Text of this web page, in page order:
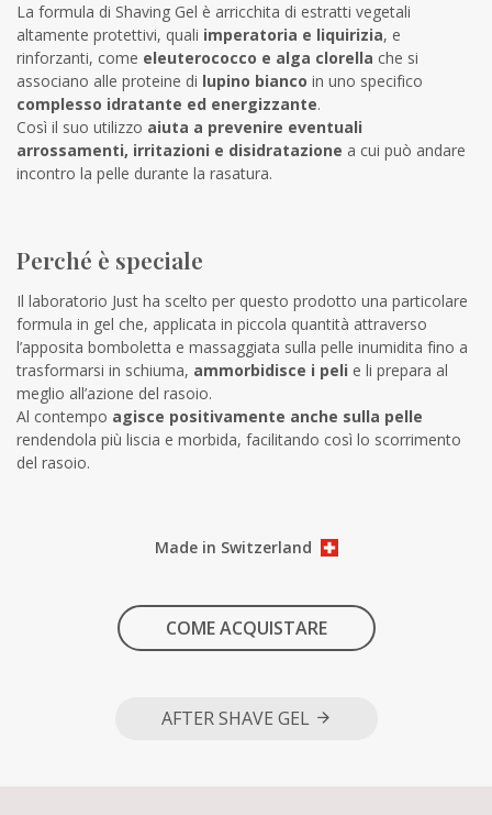
La formula di Shaving Gel è arricchita di estratti vegetali
altamente protettivi, quali imperatoria e liquirizia, e
rinforzanti, come eleuterococco e alga clorella che si
associano alle proteine di lupino bianco in uno specifico
complesso idratante ed energizzante.
Così il suo utilizzo aiuta a prevenire eventuali
arrossamenti, irritazioni e disidratazione a cui può andare
incontro la pelle durante la rasatura.
Perché è speciale
Il laboratorio Just ha scelto per questo prodotto una particolare
formula in gel che, applicata in piccola quantità attraverso
l’apposita bomboletta e massaggiata sulla pelle inumidita fino a
trasformarsi in schiuma, ammorbidisce i peli e li prepara al
meglio all’azione del rasoio.
Al contempo agisce positivamente anche sulla pelle
rendendola più liscia e morbida, facilitando così lo scorrimento
del rasoio.
Made in Switzerland
COME ACQUISTARE
AFTER SHAVE GEL